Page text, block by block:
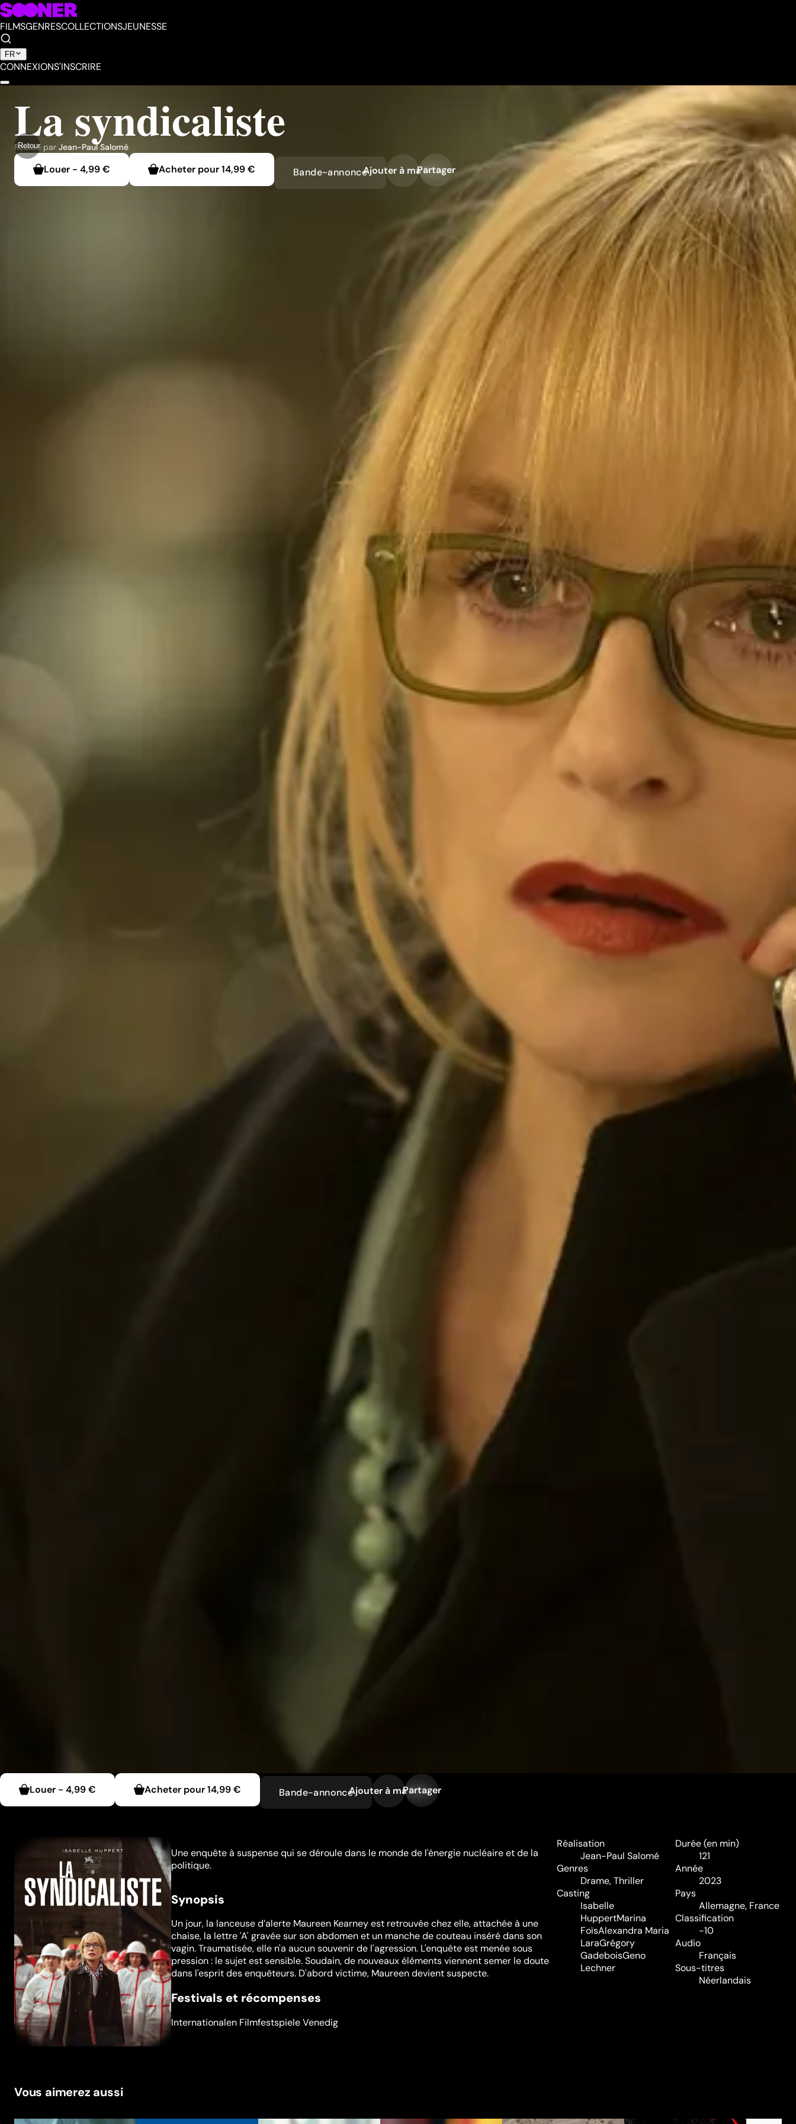
FILMSGENRESCOLLECTIONSJEUNESSE
FR
CONNEXIONS'INSCRIRE
Retour
La syndicaliste
Réalisé par Jean-Paul Salomé
Louer - 4,99 € Acheter pour14,99 € Bande-annonceAjouter à ma liste
Partager
Louer - 4,99 € Acheter pour14,99 € Bande-annonceAjouter à ma liste
Partager
Une enquête à suspense qui se déroule dans le monde de l'énergie nucléaire et de la
politique.
Synopsis
Un jour, la lanceuse d’alerte Maureen Kearney est retrouvée chez elle, attachée à une
chaise, la lettre 'A' gravée sur son abdomen et un manche de couteau inséré dans son
vagin. Traumatisée, elle n'a aucun souvenir de l'agression. L'enquête est menée sous
pression : le sujet est sensible. Soudain, de nouveaux éléments viennent semer le doute
dans l'esprit des enquêteurs. D'abord victime, Maureen devient suspecte.
Festivals et récompenses
Internationalen Filmfestspiele Venedig
Réalisation
Jean-Paul Salomé
Genres
Drame,Thriller
Casting
Isabelle
HuppertMarina
FoïsAlexandra Maria
LaraGrégory
GadeboisGeno
Lechner
Durée (en min)
121
Année
2023
Pays
Allemagne, France
Classification
-10
Audio
Français
Sous-titres
Néerlandais
Vous aimerez aussi